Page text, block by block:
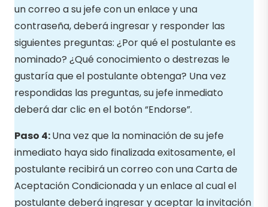
un correo a su jefe con un enlace y una
contraseña, deberá ingresar y responder las
siguientes preguntas: ¿Por qué el postulante es
nominado? ¿Qué conocimiento o destrezas le
gustaría que el postulante obtenga? Una vez
respondidas las preguntas, su jefe inmediato
deberá dar clic en el botón “Endorse”.
Paso 4:Una vez que la nominación de su jefe
inmediato haya sido finalizada exitosamente, el
postulante recibirá un correo con una Carta de
Aceptación Condicionada y un enlace al cual el
postulante deberá ingresar y aceptar la invitación